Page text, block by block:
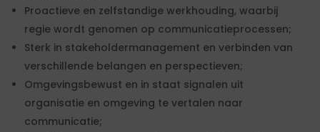
Proactieve en zelfstandige werkhouding, waarbij
regie wordt genomen op communicatieprocessen;
Sterk in stakeholdermanagement en verbinden van
verschillende belangen en perspectieven;
Omgevingsbewust en in staat signalen uit
organisatie en omgeving te vertalen naar
communicatie;